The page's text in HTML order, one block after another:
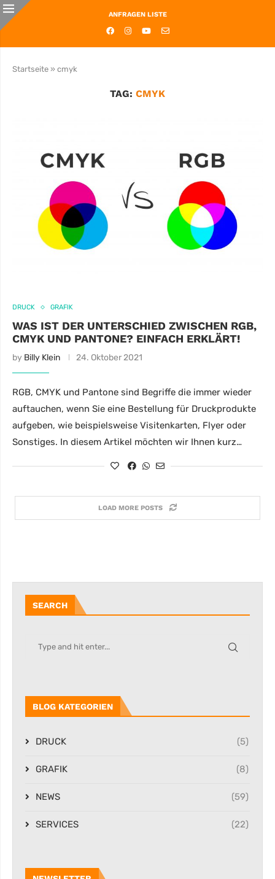
ANFRAGEN LISTE
Startseite » cmyk
TAG: CMYK
DRUCK GRAFIK
WAS IST DER UNTERSCHIED ZWISCHEN RGB,
CMYK UND PANTONE? EINFACH ERKLÄRT!
by Billy Klein 24. Oktober 2021
RGB, CMYK und Pantone sind Begriffe die immer wieder
auftauchen, wenn Sie eine Bestellung für Druckprodukte
aufgeben, wie beispielsweise Visitenkarten, Flyer oder
Sonstiges. In diesem Artikel möchten wir Ihnen kurz…
LOAD MORE POSTS
SEARCH
BLOG KATEGORIEN
DRUCK (5)
GRAFIK (8)
NEWS (59)
SERVICES (22)